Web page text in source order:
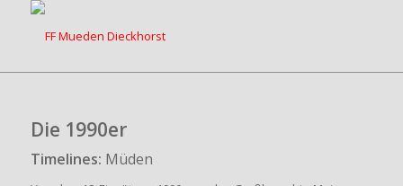
Die 1990er
Timelines: Müden